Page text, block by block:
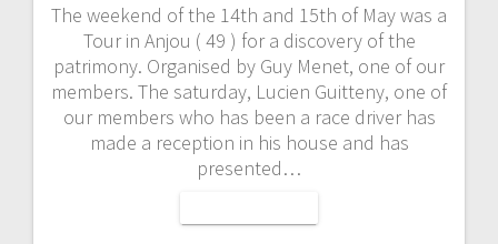
The weekend of the 14th and 15th of May was a
Tour in Anjou ( 49 ) for a discovery of the
patrimony. Organised by Guy Menet, one of our
members. The saturday, Lucien Guitteny, one of
our members who has been a race driver has
made a reception in his house and has
presented…